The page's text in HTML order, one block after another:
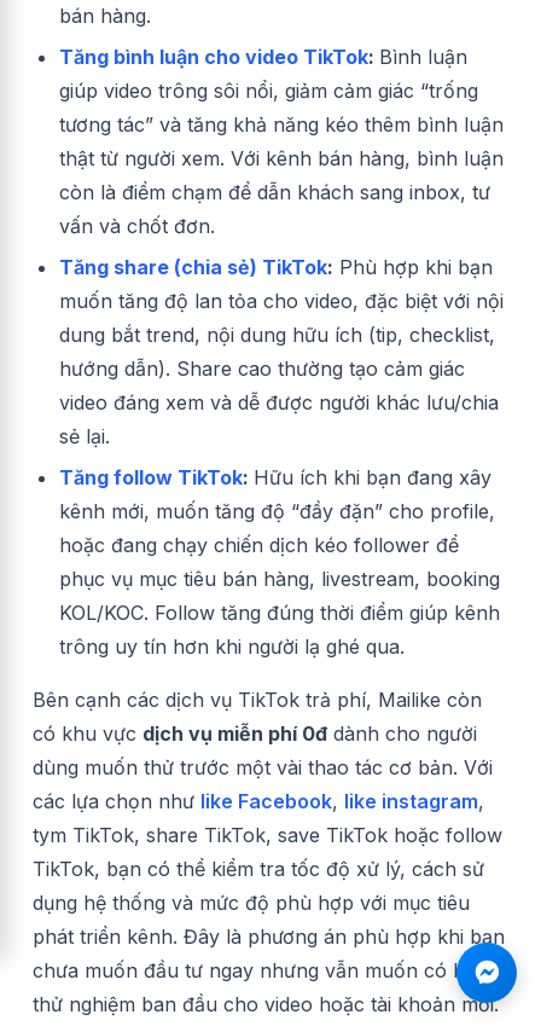
bán hàng.
Tăng bình luận cho video TikTok: Bình luận
giúp video trông sôi nổi, giảm cảm giác “trống
tương tác” và tăng khả năng kéo thêm bình luận
thật từ người xem. Với kênh bán hàng, bình luận
còn là điểm chạm để dẫn khách sang inbox, tư
vấn và chốt đơn.
Tăng share (chia sẻ) TikTok: Phù hợp khi bạn
muốn tăng độ lan tỏa cho video, đặc biệt với nội
dung bắt trend, nội dung hữu ích (tip, checklist,
hướng dẫn). Share cao thường tạo cảm giác
video đáng xem và dễ được người khác lưu/chia
sẻ lại.
Tăng follow TikTok: Hữu ích khi bạn đang xây
kênh mới, muốn tăng độ “đầy đặn” cho profile,
hoặc đang chạy chiến dịch kéo follower để
phục vụ mục tiêu bán hàng, livestream, booking
KOL/KOC. Follow tăng đúng thời điểm giúp kênh
trông uy tín hơn khi người lạ ghé qua.
Bên cạnh các dịch vụ TikTok trả phí, Mailike còn
có khu vực dịch vụ miễn phí 0đ dành cho người
dùng muốn thử trước một vài thao tác cơ bản. Với
các lựa chọn như like Facebook, like instagram,
tym TikTok, share TikTok, save TikTok hoặc follow
TikTok, bạn có thể kiểm tra tốc độ xử lý, cách sử
dụng hệ thống và mức độ phù hợp với mục tiêu
phát triển kênh. Đây là phương án phù hợp khi bạn
chưa muốn đầu tư ngay nhưng vẫn muốn có bước
thử nghiệm ban đầu cho video hoặc tài khoản mới.